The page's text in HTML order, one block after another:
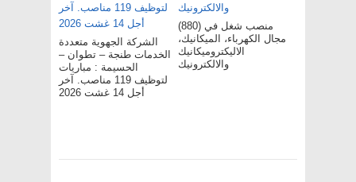
الشركة الجهوية متعددة
الخدمات طنجة – تطوان –
الحسيمة : مباريات
لتوظيف 119 مناصب. آخر
أجل 14 غشت 2026
(880) منصب شغل في
مجال الكهرباء، الميكانيك،
الاليكتروميكانيك
والالكترونيك